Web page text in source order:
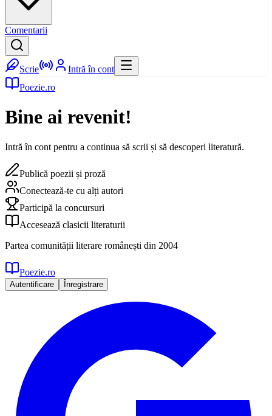
Comentarii
Scrie
Intră în cont
Poezie.ro
Bine ai revenit!
Intră în cont pentru a continua să scrii și să descoperi literatură.
Publică poezii și proză
Conectează-te cu alți autori
Participă la concursuri
Accesează clasicii literaturii
Partea comunității literare românești din 2004
Poezie.ro
Autentificare Înregistrare